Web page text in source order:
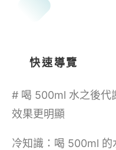
快速導覽
# 喝 500ml 水之後代
效果更明顯
冷知識：喝 500ml 的